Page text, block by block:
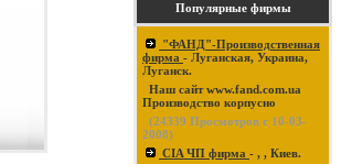
Популярные фирмы
"ФАНД"-Производственная
фирма - Луганская, Украина,
Луганск.
Наш сайт www.fand.com.ua
Производство корпусно
(24339 Просмотров с 10-03-
2008)
CIA ЧП фирма - , , Киев.